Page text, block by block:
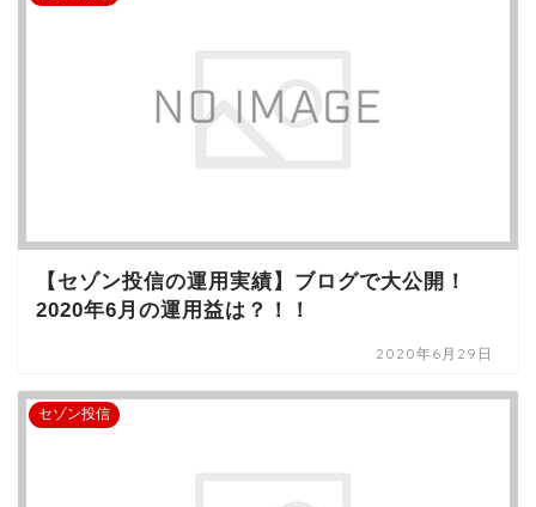
【セゾン投信の運用実績】ブログで大公開！
2020年6月の運用益は？！！
2020年6月29日
セゾン投信